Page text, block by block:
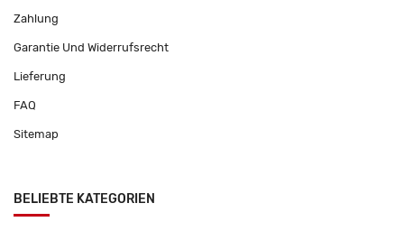
Zahlung
Garantie Und Widerrufsrecht
Lieferung
FAQ
Sitemap
BELIEBTE KATEGORIEN